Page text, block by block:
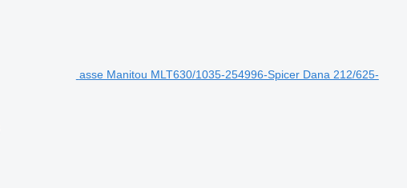
asse Manitou MLT630/1035-254996-Spicer Dana 212/625-